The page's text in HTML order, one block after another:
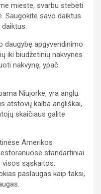
mieste, svarbu stebėti
Saugokite savo daiktus
daugybę apgyvendinimo
iki biudžetinių nakvynės
nakvynę, ypač
Niujorke, yra anglų.
atstovų kalba angliškai,
skaičiaus galite
Amerikos
standartiniai
visos sąskaitos.
paslaugas kaip taksi,